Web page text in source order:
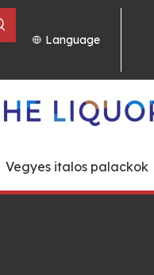
Language
Vegyes italos palackok